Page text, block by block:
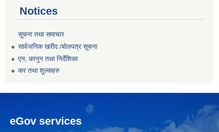
Notices
सूचना तथा समाचार
सार्वजनिक खरीद /बोलपत्र सूचना
एन, कानुन तथा निर्देशिका
कर तथा शुल्कहरु
eGov services